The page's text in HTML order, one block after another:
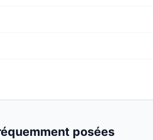
posées